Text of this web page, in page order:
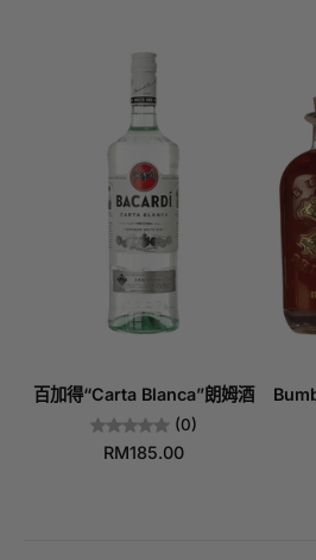
百加得“Carta Blanca”朗姆酒
(0)
RM185.00